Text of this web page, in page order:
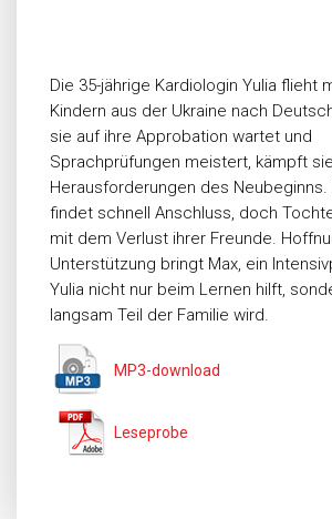
Die 35-jährige Kardiologin Yulia flieht
Kindern aus der Ukraine nach
sie auf ihre Approbation wartet und
Sprachprüfungen meistert, kämpft
Herausforderungen des Neubeginns.
findet schnell Anschluss, doch
mit dem Verlust ihrer Freunde.
Unterstützung bringt Max, ein
Yulia nicht nur beim Lernen hilft,
langsam Teil der Familie wird.
MP3-download
Leseprobe